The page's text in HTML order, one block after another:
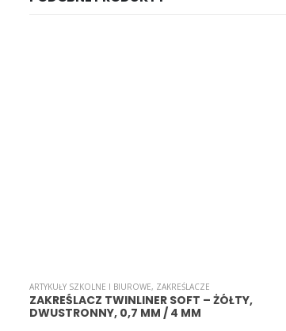
ARTYKUŁY SZKOLNE I BIUROWE, ZAKREŚLACZE
ZAKREŚLACZ TWINLINER SOFT – ŻÓŁTY,
DWUSTRONNY, 0,7 MM / 4 MM